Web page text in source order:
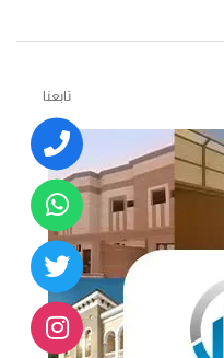
تابعنا